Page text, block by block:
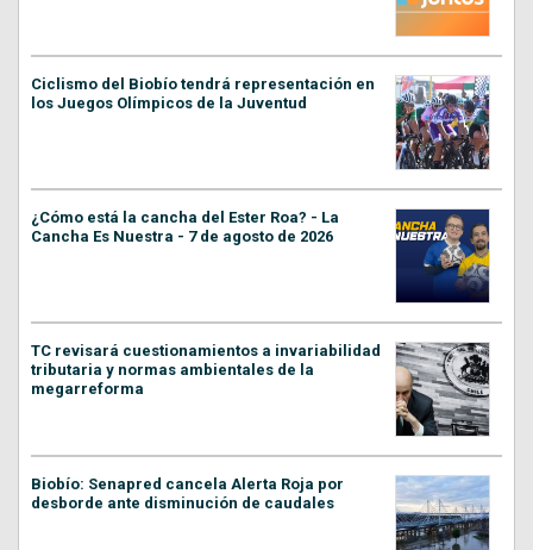
Ciclismo del Biobío tendrá representación en
los Juegos Olímpicos de la Juventud
¿Cómo está la cancha del Ester Roa? - La
Cancha Es Nuestra - 7 de agosto de 2026
TC revisará cuestionamientos a invariabilidad
tributaria y normas ambientales de la
megarreforma
Biobío: Senapred cancela Alerta Roja por
desborde ante disminución de caudales